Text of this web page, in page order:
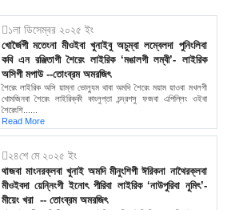
১লা ডিসেম্বর ২০২৫ ইং
খোর্জৈগী মতেংনা মীওইবা খুনাইবু অচুম্বা লম্বেলদা পুনিংলিবা
কবি এন রঞ্জিতাগী শৈরেং লাইরিক ‘মঙালগী লম্বী’- লাইরিক
অসিগী মপাউ --তোংব্রম অমরজিৎ
শৈরেং লাইরিক অসি য়াম্না ভোল্যুম থাবা অমদি শৈরেং ময়াম য়াওবা মখলগী
খোমজিনবা শৈরেং লাইরিক্কী কাংলুপ্তা চন্দ্রগসু ফজবা এপিল্লিং ওইবা
শৈরেংশি......
Read More
২৪শে মে ২০২৫ ইং
থাজবা মাংনরক্লবা খুনাই অমদি মীনুংশিগী ঈরিকনা নাথৈরক্লবা
মীওইবদা য়েন্নিংগী ইনোৎ পীরিবা লাইরিক ‘নাউপুরিবা নুমিৎ’-
মীয়েং খরা -- তোংব্রম অমরজিৎ